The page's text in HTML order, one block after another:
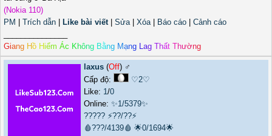
(Nokia 110)
PM
Trích dẫn Like bài viết| Sửa| Xóa| Báo cáo
Cảnh cáo
Giang Hồ Hiểm Ác Không Bằng Mạng Lag Thất Thường
laxus (Off) ♂️
Cấp độ:
♡2♡
Like: 1/0
Online: ✨1/5379✨
????? ⚡??/??⚡
🩸???/4139🩸 🌟0/1694🌟